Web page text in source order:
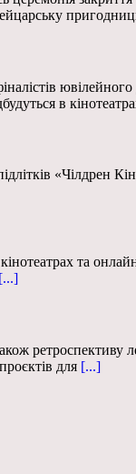
в
«Чілдрен
кінотеатрах та
[...]
ретроспективу
для [...]